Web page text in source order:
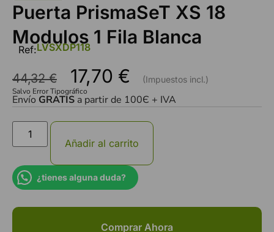
Puerta PrismaSeT XS 18
Modulos 1 Fila Blanca
Ref:LVSXDP118
44,32€ 17,70 €
Salvo Error Tipográfico
Envío GRATIS a partir de 100Є + IVA
Añadir al carrito
¿tienes alguna duda?
Comprar Ahora